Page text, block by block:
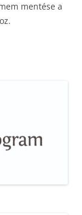
mentése a